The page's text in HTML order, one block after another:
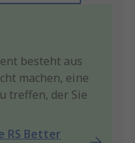
besteht aus
machen, eine
treffen, der Sie
RS Better